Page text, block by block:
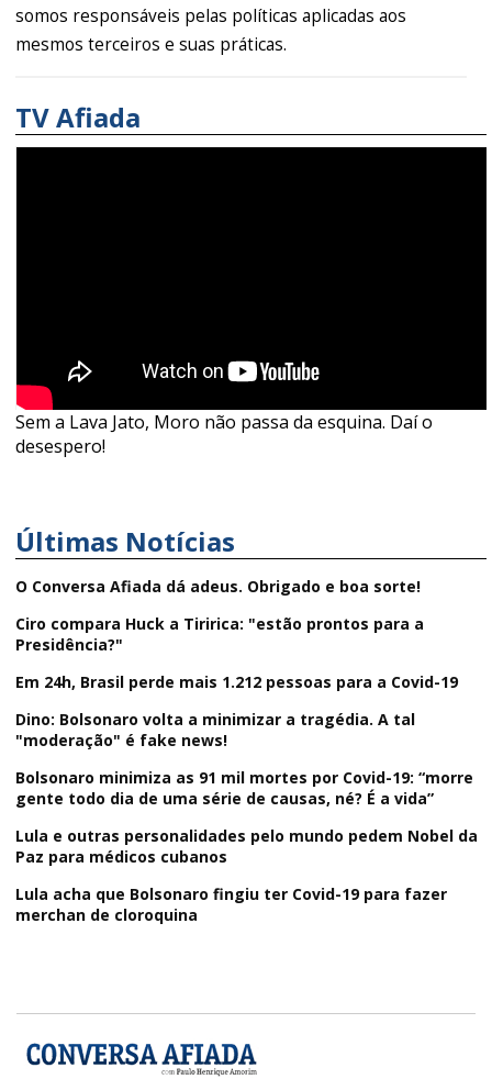
somos responsáveis pelas políticas aplicadas aos
mesmos terceiros e suas práticas.
TV Afiada
Sem a Lava Jato, Moro não passa da esquina. Daí o
desespero!
Últimas Notícias
O Conversa Afiada dá adeus. Obrigado e boa sorte!
Ciro compara Huck a Tiririca: "estão prontos para a
Presidência?"
Em 24h, Brasil perde mais 1.212 pessoas para a Covid-19
Dino: Bolsonaro volta a minimizar a tragédia. A tal
"moderação" é fake news!
Bolsonaro minimiza as 91 mil mortes por Covid-19: “morre
gente todo dia de uma série de causas, né? É a vida”
Lula e outras personalidades pelo mundo pedem Nobel da
Paz para médicos cubanos
Lula acha que Bolsonaro fingiu ter Covid-19 para fazer
merchan de cloroquina